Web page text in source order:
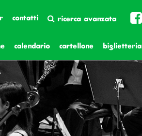
contatti ricerca avanzata
calendario cartellone biglietteria